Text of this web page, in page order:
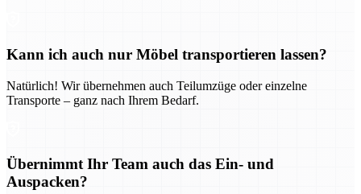
Kann ich auch nur Möbel transportieren lassen?
Natürlich! Wir übernehmen auch Teilumzüge oder einzelne
Transporte – ganz nach Ihrem Bedarf.
Übernimmt Ihr Team auch das Ein- und
Auspacken?